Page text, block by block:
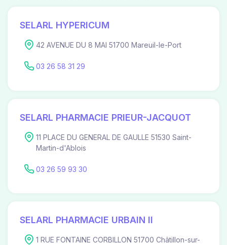
SELARL HYPERICUM
42 AVENUE DU 8 MAI 51700 Mareuil-le-Port
03 26 58 31 29
SELARL PHARMACIE PRIEUR-JACQUOT
11 PLACE DU GENERAL DE GAULLE 51530 Saint-
Martin-d'Ablois
03 26 59 93 30
SELARL PHARMACIE URBAIN II
1 RUE FONTAINE CORBILLON 51700 Châtillon-sur-